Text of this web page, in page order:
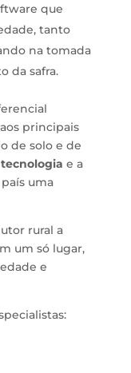
que
tanto
na tomada
da safra.
principais
de solo e de
tecnologia e a
uma
rural a
um só lugar,
e